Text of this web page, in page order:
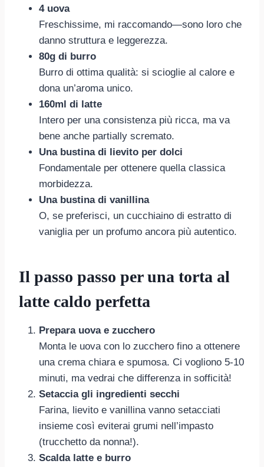
4 uova
Freschissime, mi raccomando—sono loro che
danno struttura e leggerezza.
80g di burro
Burro di ottima qualità: si scioglie al calore e
dona un’aroma unico.
160ml di latte
Intero per una consistenza più ricca, ma va
bene anche partially scremato.
Una bustina di lievito per dolci
Fondamentale per ottenere quella classica
morbidezza.
Una bustina di vanillina
O, se preferisci, un cucchiaino di estratto di
vaniglia per un profumo ancora più autentico.
Il passo passo per una torta al
latte caldo perfetta
Prepara uova e zucchero
Monta le uova con lo zucchero fino a ottenere
una crema chiara e spumosa. Ci vogliono 5-10
minuti, ma vedrai che differenza in sofficità!
Setaccia gli ingredienti secchi
Farina, lievito e vanillina vanno setacciati
insieme così eviterai grumi nell’impasto
(trucchetto da nonna!).
Scalda latte e burro